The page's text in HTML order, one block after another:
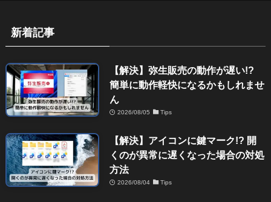
新着記事
【解決】弥生販売の動作が遅い!?
簡単に動作軽快になるかもしれませ
ん
2026/08/05 Tips
【解決】アイコンに鍵マーク!? 開
くのが異常に遅くなった場合の対処
方法
2026/08/04 Tips